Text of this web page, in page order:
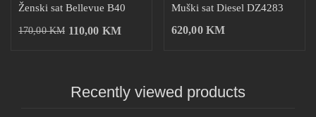
Ženski sat Bellevue B40
170,00KM 110,00 KM
Muški sat Diesel DZ4283
620,00 KM
Recently viewed products